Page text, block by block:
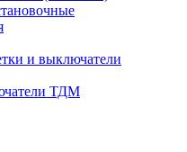
и выключатели
ТДМ